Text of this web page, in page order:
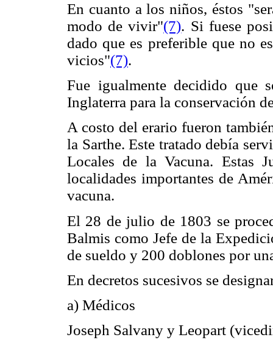
En cuanto a los niños, éstos
modo de vivir"(7). Si fuese
dado que es preferible que no
vicios"(7).
Fue igualmente decidido que
Inglaterra para la conservación
A costo del erario fueron
la Sarthe. Este tratado debía
Locales de la Vacuna. Estas
localidades importantes de
vacuna.
El 28 de julio de 1803 se
Balmis como Jefe de la
de sueldo y 200 doblones por
En decretos sucesivos se
a) Médicos
Joseph Salvany y Leopart